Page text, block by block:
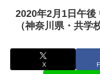
2020年2月1日午
（神奈川県・共学
X